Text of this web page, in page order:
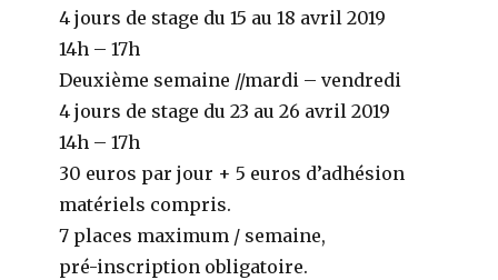
4 jours de stage du 15 au 18 avril 2019
14h – 17h
Deuxième semaine //mardi – vendredi
4 jours de stage du 23 au 26 avril 2019
14h – 17h
30 euros par jour + 5 euros d’adhésion
matériels compris.
7 places maximum / semaine,
pré-inscription obligatoire.